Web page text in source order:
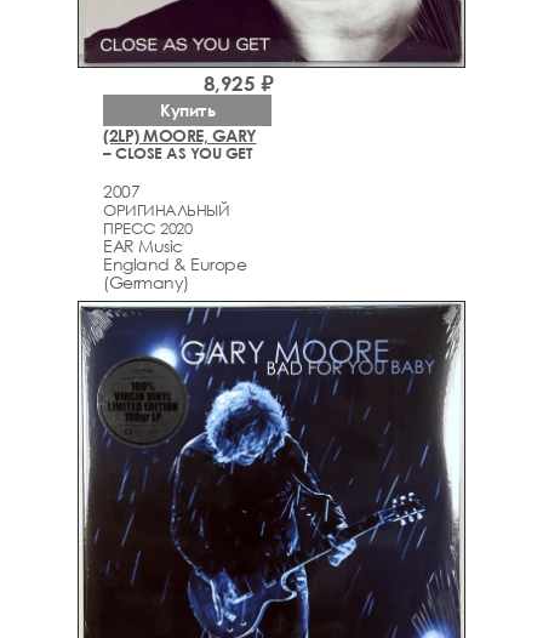
(2LP) MOORE, GARY
– CLOSE AS YOU GET
2007
ОРИГИНАЛЬНЫЙ
ПРЕСС 2020
EAR Music
England & Europe
(Germany)
8,925 ₽
Купить